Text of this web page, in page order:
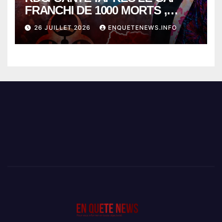
FRANCHI DE 1000 MORTS ,
EBOLA BAT SON RECORD AVEC
PLUS DE 400 DÉCÈS EN
SEULEMENT UNE SEMAINE
26 JUILLET 2026 ENQUETENEWS.INFO